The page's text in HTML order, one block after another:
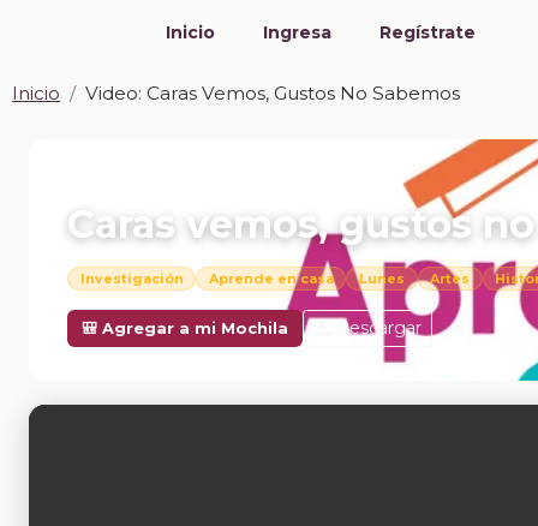
Inicio Ingresa Regístrate
Inicio Video: Caras Vemos, Gustos No Sabemos
Caras vemos, gustos
Investigación Aprende en casa Lunes Artes
🎒 Agregar a mi Mochila Descargar